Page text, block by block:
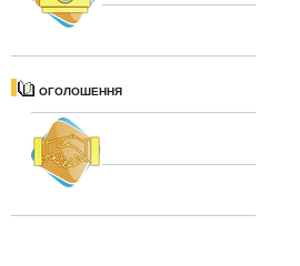
ОГОЛОШЕННЯ